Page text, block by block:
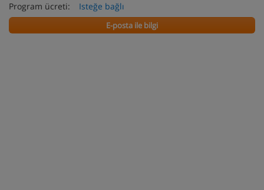
Program ücreti:
Isteğe bağlı
E-posta ile bilgi